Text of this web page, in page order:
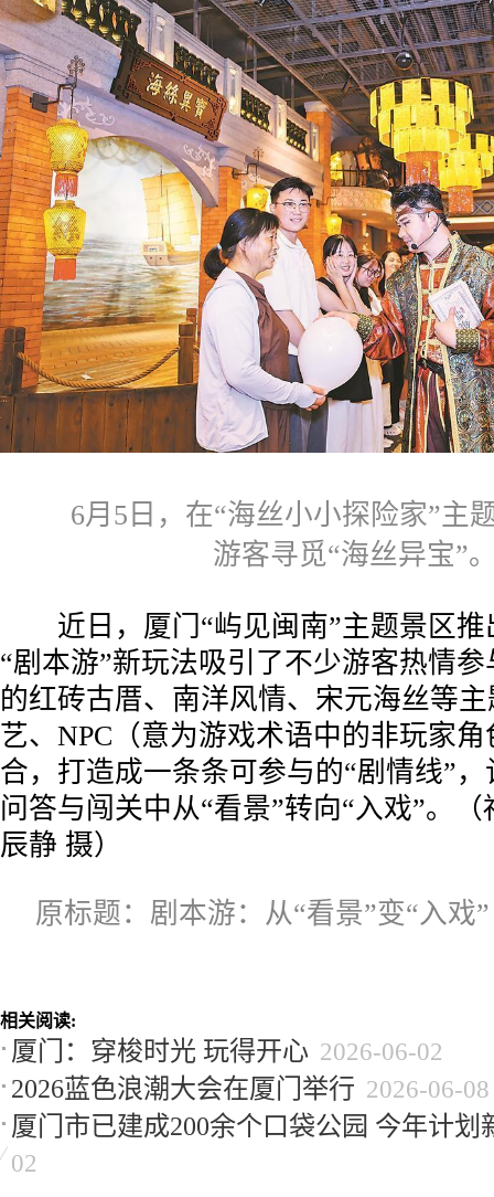
6月5日，在“海丝小小探险家”主
游客寻觅“海丝异宝”
近日，厦门“屿见闽南”主题景区推
“剧本游”新玩法吸引了不少游客热情
的红砖古厝、南洋风情、宋元海丝等
艺、NPC（意为游戏术语中的非玩家
合，打造成一条条可参与的“剧情线”
问答与闯关中从“看景”转向“入戏”。
辰静 摄）
原标题：剧本游：从“看景”变“入戏”
相关阅读:
厦门：穿梭时光 玩得开心 2026-06-02
2026蓝色浪潮大会在厦门举行 2026-06-08
厦门市已建成200余个口袋公园 今年计划
02